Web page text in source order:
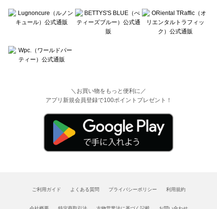
＼お買い物をもっと便利に／
アプリ新規会員登録で100ポイントプレゼント！
ご利用ガイド よくある質問 プライバシーポリシー 利用規約